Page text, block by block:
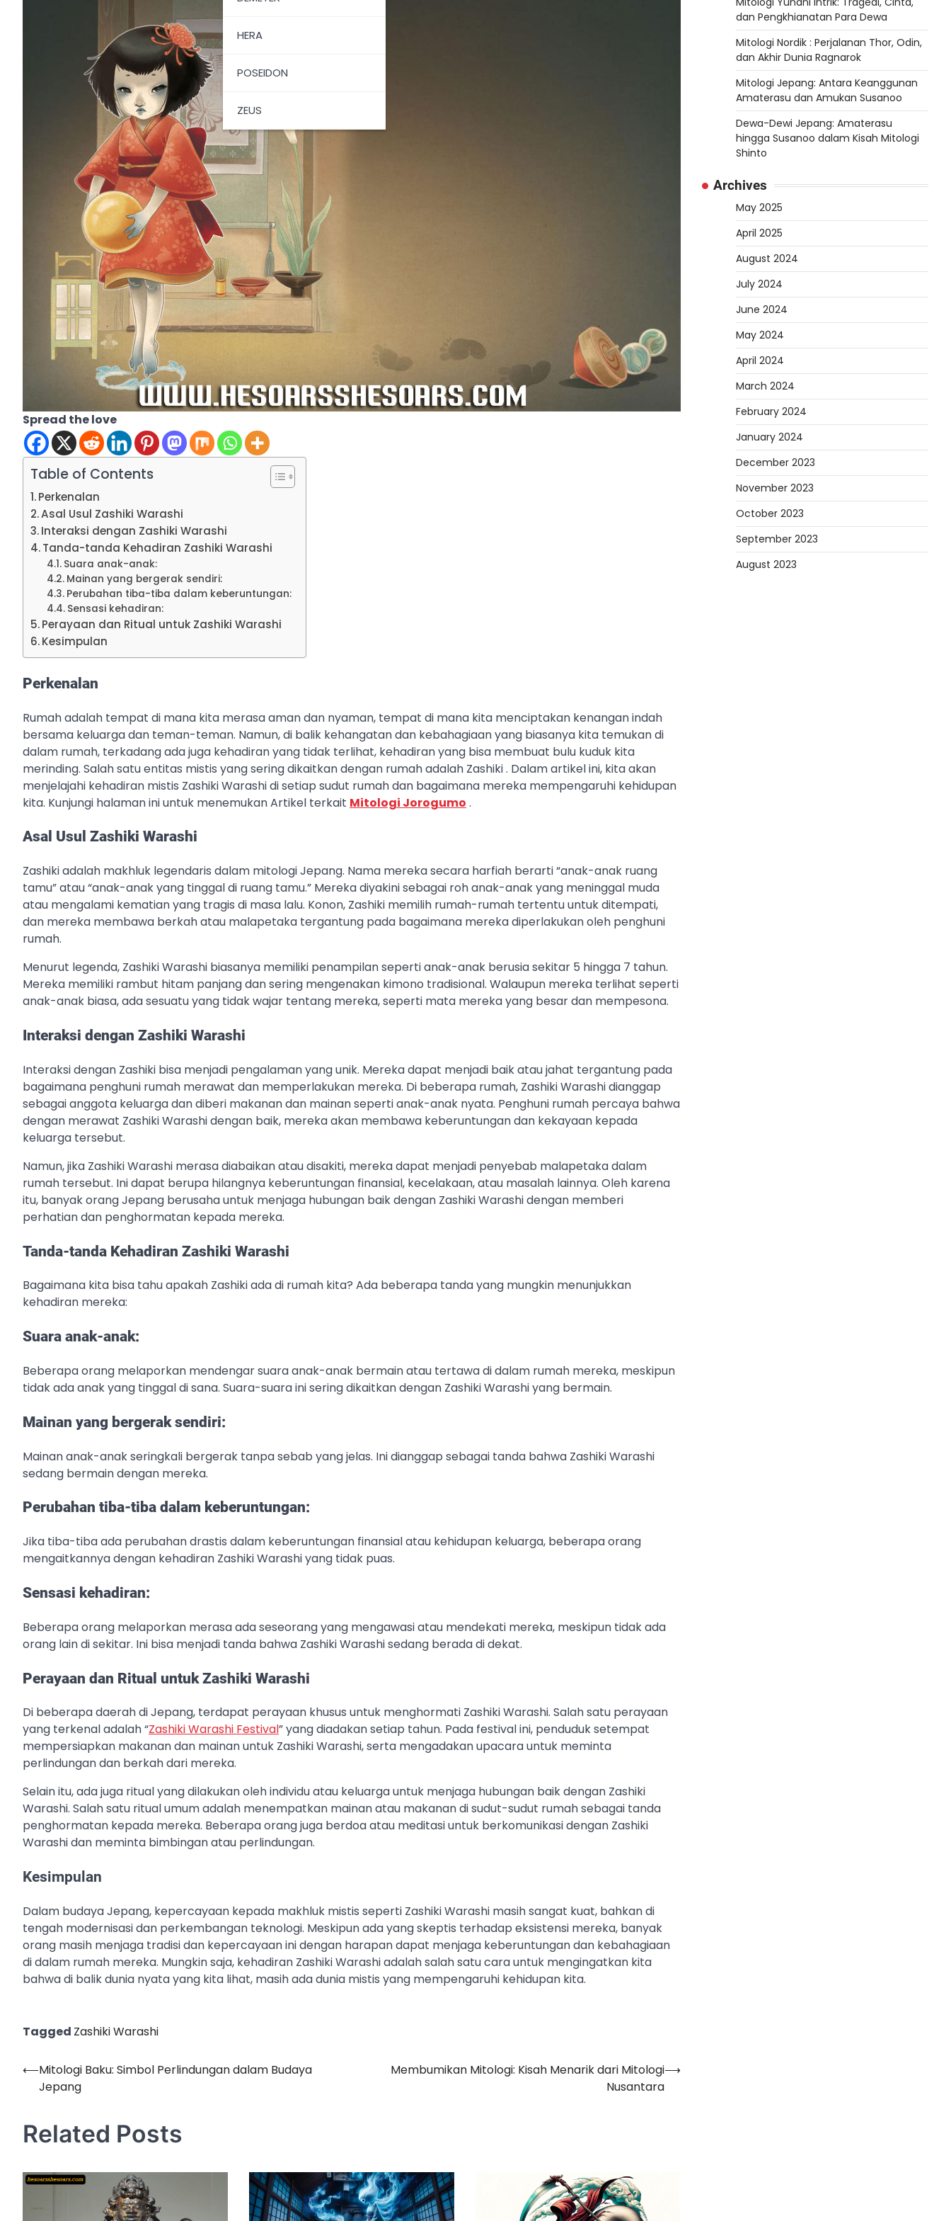
HERA
POSEIDON
ZEUS
Spread the love
Table of Contents
Perkenalan
Asal Usul Zashiki Warashi
Interaksi dengan Zashiki Warashi
Tanda-tanda Kehadiran Zashiki Warashi
Suara anak-anak:
Mainan yang bergerak sendiri:
Perubahan tiba-tiba dalam keberuntungan:
Sensasi kehadiran:
Perayaan dan Ritual untuk Zashiki Warashi
Kesimpulan
Perkenalan
Rumah adalah tempat di mana kita merasa aman dan nyaman, tempat di mana kita menciptakan kenangan indah
bersama keluarga dan teman-teman. Namun, di balik kehangatan dan kebahagiaan yang biasanya kita temukan di
dalam rumah, terkadang ada juga kehadiran yang tidak terlihat, kehadiran yang bisa membuat bulu kuduk kita
merinding. Salah satu entitas mistis yang sering dikaitkan dengan rumah adalah Zashiki . Dalam artikel ini, kita akan
menjelajahi kehadiran mistis Zashiki Warashi di setiap sudut rumah dan bagaimana mereka mempengaruhi kehidupan
kita. Kunjungi halaman ini untuk menemukan Artikel terkait Mitologi Jorogumo .
Asal Usul Zashiki Warashi
Zashiki adalah makhluk legendaris dalam mitologi Jepang. Nama mereka secara harfiah berarti “anak-anak ruang
tamu” atau “anak-anak yang tinggal di ruang tamu.” Mereka diyakini sebagai roh anak-anak yang meninggal muda
atau mengalami kematian yang tragis di masa lalu. Konon, Zashiki memilih rumah-rumah tertentu untuk ditempati,
dan mereka membawa berkah atau malapetaka tergantung pada bagaimana mereka diperlakukan oleh penghuni
rumah.
Menurut legenda, Zashiki Warashi biasanya memiliki penampilan seperti anak-anak berusia sekitar 5 hingga 7 tahun.
Mereka memiliki rambut hitam panjang dan sering mengenakan kimono tradisional. Walaupun mereka terlihat seperti
anak-anak biasa, ada sesuatu yang tidak wajar tentang mereka, seperti mata mereka yang besar dan mempesona.
Interaksi dengan Zashiki Warashi
Interaksi dengan Zashiki bisa menjadi pengalaman yang unik. Mereka dapat menjadi baik atau jahat tergantung pada
bagaimana penghuni rumah merawat dan memperlakukan mereka. Di beberapa rumah, Zashiki Warashi dianggap
sebagai anggota keluarga dan diberi makanan dan mainan seperti anak-anak nyata. Penghuni rumah percaya bahwa
dengan merawat Zashiki Warashi dengan baik, mereka akan membawa keberuntungan dan kekayaan kepada
keluarga tersebut.
Namun, jika Zashiki Warashi merasa diabaikan atau disakiti, mereka dapat menjadi penyebab malapetaka dalam
rumah tersebut. Ini dapat berupa hilangnya keberuntungan finansial, kecelakaan, atau masalah lainnya. Oleh karena
itu, banyak orang Jepang berusaha untuk menjaga hubungan baik dengan Zashiki Warashi dengan memberi
perhatian dan penghormatan kepada mereka.
Tanda-tanda Kehadiran Zashiki Warashi
Bagaimana kita bisa tahu apakah Zashiki ada di rumah kita? Ada beberapa tanda yang mungkin menunjukkan
kehadiran mereka:
Suara anak-anak:
Beberapa orang melaporkan mendengar suara anak-anak bermain atau tertawa di dalam rumah mereka, meskipun
tidak ada anak yang tinggal di sana. Suara-suara ini sering dikaitkan dengan Zashiki Warashi yang bermain.
Mainan yang bergerak sendiri:
Mainan anak-anak seringkali bergerak tanpa sebab yang jelas. Ini dianggap sebagai tanda bahwa Zashiki Warashi
sedang bermain dengan mereka.
Perubahan tiba-tiba dalam keberuntungan:
Jika tiba-tiba ada perubahan drastis dalam keberuntungan finansial atau kehidupan keluarga, beberapa orang
mengaitkannya dengan kehadiran Zashiki Warashi yang tidak puas.
Sensasi kehadiran:
Beberapa orang melaporkan merasa ada seseorang yang mengawasi atau mendekati mereka, meskipun tidak ada
orang lain di sekitar. Ini bisa menjadi tanda bahwa Zashiki Warashi sedang berada di dekat.
Perayaan dan Ritual untuk Zashiki Warashi
Di beberapa daerah di Jepang, terdapat perayaan khusus untuk menghormati Zashiki Warashi. Salah satu perayaan
yang terkenal adalah “Zashiki Warashi Festival” yang diadakan setiap tahun. Pada festival ini, penduduk setempat
mempersiapkan makanan dan mainan untuk Zashiki Warashi, serta mengadakan upacara untuk meminta
perlindungan dan berkah dari mereka.
Selain itu, ada juga ritual yang dilakukan oleh individu atau keluarga untuk menjaga hubungan baik dengan Zashiki
Warashi. Salah satu ritual umum adalah menempatkan mainan atau makanan di sudut-sudut rumah sebagai tanda
penghormatan kepada mereka. Beberapa orang juga berdoa atau meditasi untuk berkomunikasi dengan Zashiki
Warashi dan meminta bimbingan atau perlindungan.
Kesimpulan
Dalam budaya Jepang, kepercayaan kepada makhluk mistis seperti Zashiki Warashi masih sangat kuat, bahkan di
tengah modernisasi dan perkembangan teknologi. Meskipun ada yang skeptis terhadap eksistensi mereka, banyak
orang masih menjaga tradisi dan kepercayaan ini dengan harapan dapat menjaga keberuntungan dan kebahagiaan
di dalam rumah mereka. Mungkin saja, kehadiran Zashiki Warashi adalah salah satu cara untuk mengingatkan kita
bahwa di balik dunia nyata yang kita lihat, masih ada dunia mistis yang mempengaruhi kehidupan kita.
Tagged Zashiki Warashi
Post
navigation
⟵Mitologi Baku: Simbol Perlindungan dalam Budaya
Jepang
Membumikan Mitologi: Kisah Menarik dari Mitologi
Nusantara
⟶
Related Posts
dan Pengkhianatan Para Dewa
Mitologi Nordik : Perjalanan Thor, Odin,
dan Akhir Dunia Ragnarok
Mitologi Jepang: Antara Keanggunan
Amaterasu dan Amukan Susanoo
Dewa-Dewi Jepang: Amaterasu
hingga Susanoo dalam Kisah Mitologi
Shinto
Archives
May 2025
April 2025
August 2024
July 2024
June 2024
May 2024
April 2024
March 2024
February 2024
January 2024
December 2023
November 2023
October 2023
September 2023
August 2023